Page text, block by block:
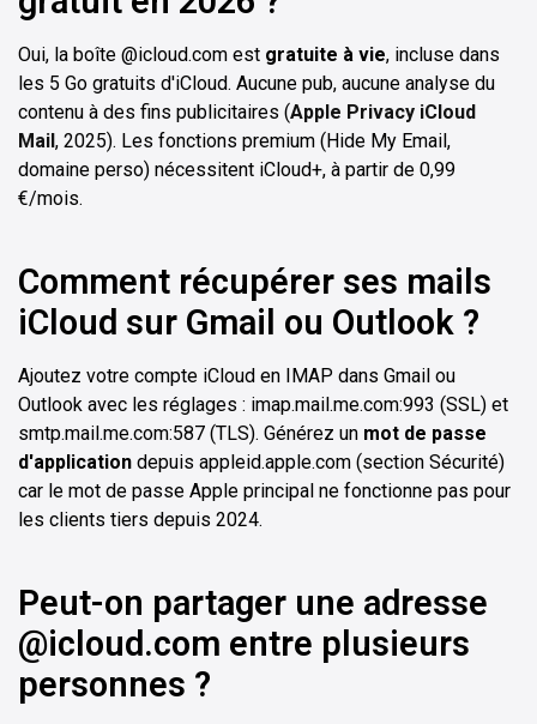
Oui, la boîte @icloud.com est gratuite à vie, incluse dans
les 5 Go gratuits d'iCloud. Aucune pub, aucune analyse du
contenu à des fins publicitaires (Apple Privacy iCloud
Mail, 2025). Les fonctions premium (Hide My Email,
domaine perso) nécessitent iCloud+, à partir de 0,99
€/mois.
Comment récupérer ses mails
iCloud sur Gmail ou Outlook ?
Ajoutez votre compte iCloud en IMAP dans Gmail ou
Outlook avec les réglages : imap.mail.me.com:993 (SSL) et
smtp.mail.me.com:587 (TLS). Générez un mot de passe
d'application depuis appleid.apple.com (section Sécurité)
car le mot de passe Apple principal ne fonctionne pas pour
les clients tiers depuis 2024.
Peut-on partager une adresse
@icloud.com entre plusieurs
personnes ?